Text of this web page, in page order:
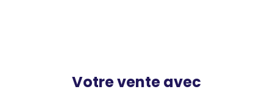
Votre vente avec